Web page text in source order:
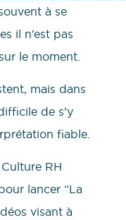
à se
il n’est pas
le moment.
mais dans
de s’y
fiable.
RH
lancer “La
visant à